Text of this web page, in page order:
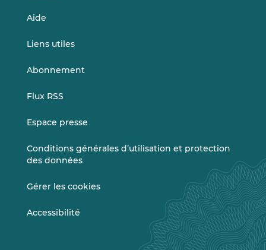
Aide
Liens utiles
Abonnement
Flux RSS
Espace presse
Conditions générales d’utilisation et protection
des données
Gérer les cookies
Accessibilité